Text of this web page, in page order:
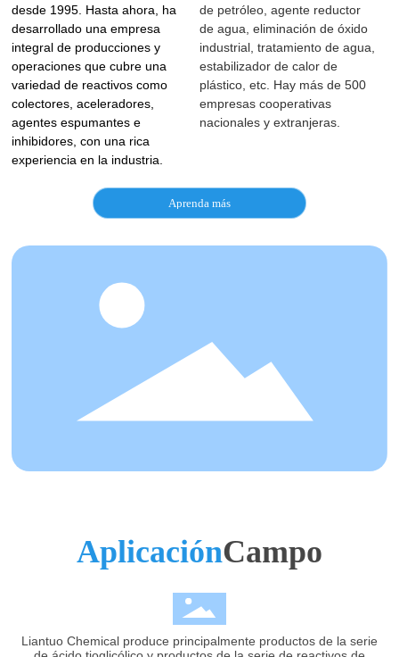
desde 1995. Hasta ahora, ha
desarrollado una empresa
integral de producciones y
operaciones que cubre una
variedad de reactivos como
colectores, aceleradores,
agentes espumantes e
inhibidores, con una rica
experiencia en la industria.
de petróleo, agente reductor
de agua, eliminación de óxido
industrial, tratamiento de agua,
estabilizador de calor de
plástico, etc. Hay más de 500
empresas cooperativas
nacionales y extranjeras.
Aprenda más
AplicaciónCampo
Liantuo Chemical produce principalmente productos de la serie